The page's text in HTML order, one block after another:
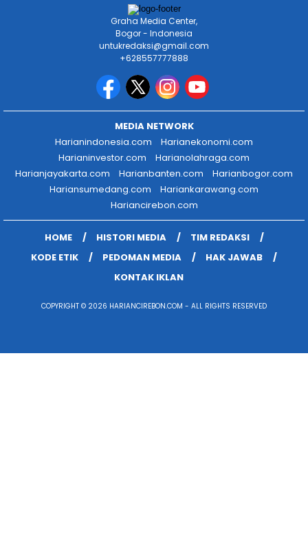
Graha Media Center,
Bogor - Indonesia
untukredaksi@gmail.com
+628557777888
MEDIA NETWORK
Harianindonesia.com
Harianekonomi.com
Harianinvestor.com
Harianolahraga.com
Harianjayakarta.com
Harianbanten.com
Harianbogor.com
Hariansumedang.com
Hariankarawang.com
Hariancirebon.com
HOME HISTORI MEDIA
TIM REDAKSI
KODE ETIK
PEDOMAN MEDIA
HAK JAWAB
KONTAK IKLAN
COPYRIGHT © 2026 HARIANCIREBON.COM - ALL RIGHTS RESERVED